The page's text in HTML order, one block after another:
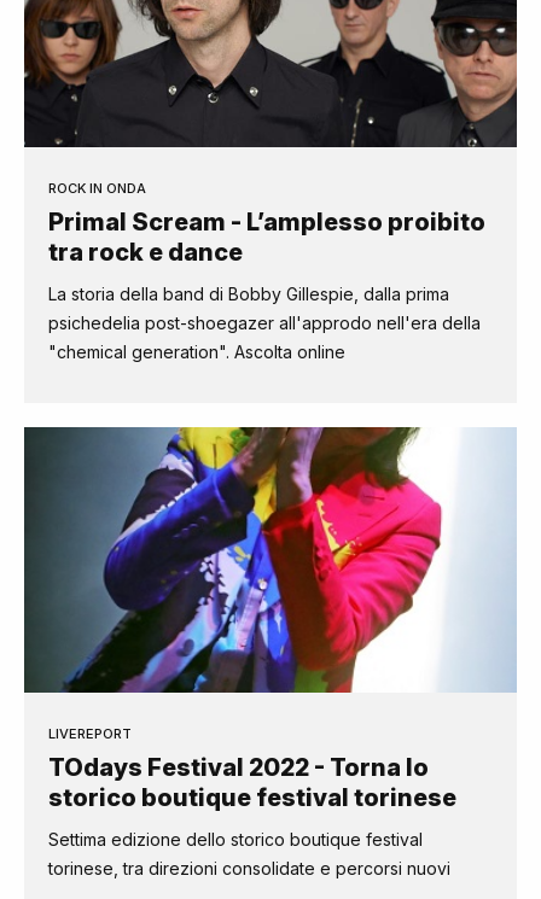
ROCK IN ONDA
Primal Scream - L’amplesso proibito
tra rock e dance
La storia della band di Bobby Gillespie, dalla prima
psichedelia post-shoegazer all'approdo nell'era della
"chemical generation". Ascolta online
LIVEREPORT
TOdays Festival 2022 - Torna lo
storico boutique festival torinese
Settima edizione dello storico boutique festival
torinese, tra direzioni consolidate e percorsi nuovi